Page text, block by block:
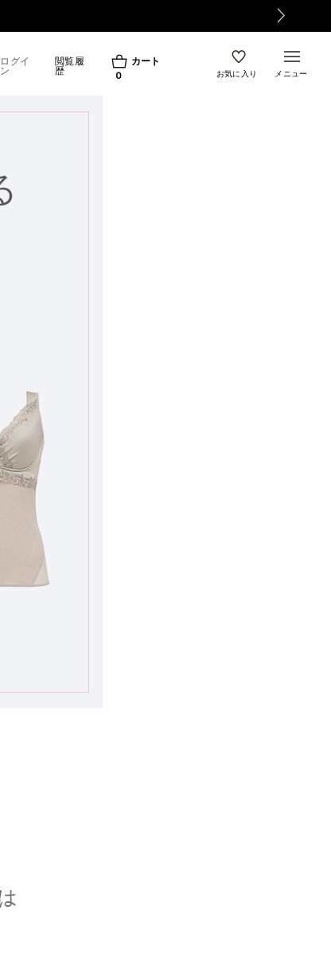
【重要】令和8年熊本地震の影響によるお荷物のお届け遅
ログイ
ン
閲覧履
歴
カート
0
お気に入り メニュー